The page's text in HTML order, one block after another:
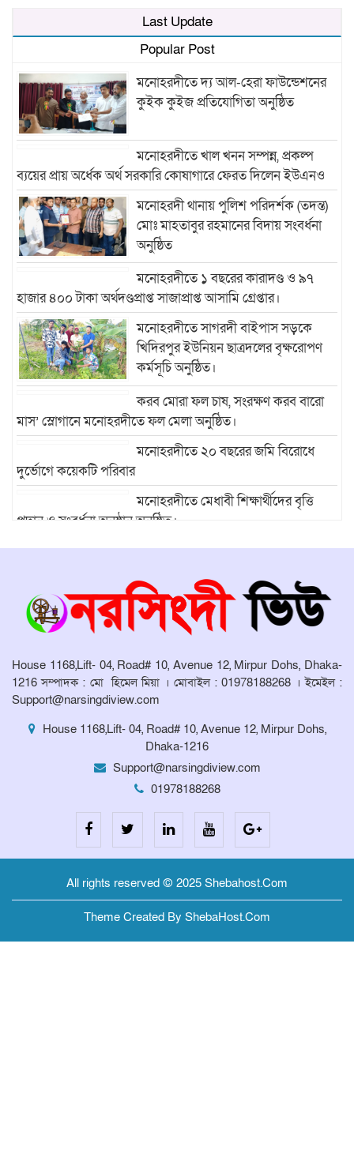
Last Update
Popular Post
মনোহরদীতে দ্য আল-হেরা ফাউন্ডেশনের
কুইক কুইজ প্রতিযোগিতা অনুষ্ঠিত
মনোহরদীতে খাল খনন সম্পন্ন, প্রকল্প
ব্যয়ের প্রায় অর্ধেক অর্থ সরকারি কোষাগারে ফেরত দিলেন ইউএনও
মনোহরদী থানায় পুলিশ পরিদর্শক (তদন্ত)
মোঃ মাহতাবুর রহমানের বিদায় সংবর্ধনা
অনুষ্ঠিত
মনোহরদীতে ১ বছরের কারাদণ্ড ও ৯৭
হাজার ৪০০ টাকা অর্থদণ্ডপ্রাপ্ত সাজাপ্রাপ্ত আসামি গ্রেপ্তার।
মনোহরদীতে সাগরদী বাইপাস সড়কে
খিদিরপুর ইউনিয়ন ছাত্রদলের বৃক্ষরোপণ
কর্মসূচি অনুষ্ঠিত।
করব মোরা ফল চাষ, সংরক্ষণ করব বারো
মাস’ স্লোগানে মনোহরদীতে ফল মেলা অনুষ্ঠিত।
মনোহরদীতে ২০ বছরের জমি বিরোধে
দুর্ভোগে কয়েকটি পরিবার
মনোহরদীতে মেধাবী শিক্ষার্থীদের বৃত্তি
প্রদান ও সংবর্ধনা অনুষ্ঠান অনুষ্ঠিত।
মনোহরদীর চর আহাম্মদপুরে পানিবন্দি
লাঞ্ছিতের অভিযোগ।
মনোহরদীতে উপজেলা দুর্যোগ ব্যবস্থাপনা
House 1168,Lift- 04, Road# 10, Avenue 12, Mirpur Dohs, Dhaka-
1216 সম্পাদক : মো হিমেল মিয়া । মোবাইল : 01978188268 । ইমেইল :
Support@narsingdiview.com
House 1168,Lift- 04, Road# 10, Avenue 12, Mirpur Dohs,
Dhaka-1216
Support@narsingdiview.com
01978188268
All rights reserved © 2025 Shebahost.Com
Theme Created By ShebaHost.Com